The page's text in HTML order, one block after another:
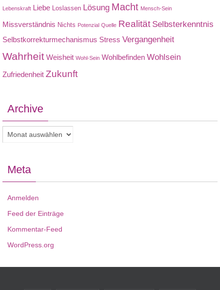
Lebenskraft Liebe Loslassen Lösung Macht Mensch-Sein
Missverständnis Nichts Potenzial Quelle Realität Selbsterkenntnis
Selbstkorrekturmechanismus Stress Vergangenheit
Wahrheit Weisheit Wohl-Sein Wohlbefinden Wohlsein
Zufriedenheit Zukunft
Archive
Archive
Meta
Anmelden
Feed der Einträge
Kommentar-Feed
WordPress.org